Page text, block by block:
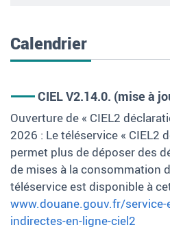
Calendrier
CIEL V2.14.0. (mise à
Ouverture de « CIEL2
2026 : Le téléservice « CIEL2
permet plus de déposer des
de mises à la consommation
téléservice est disponible à
www.douane.gouv.fr/
indirectes-en-ligne-ciel2